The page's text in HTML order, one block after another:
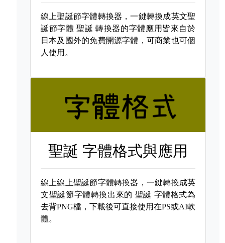
線上聖誕節字體轉換器，一鍵轉換成英文聖
誕節字體聖誕 轉換器的字體應用皆來自於
日本及國外的免費開源字體，可商業也可個
人使用。
聖誕 字體格式與應用
線上線上聖誕節字體轉換器，一鍵轉換成英
文聖誕節字體轉換出來的 聖誕 字體格式為
去背PNG檔，下載後可直接使用在PS或AI軟
體。